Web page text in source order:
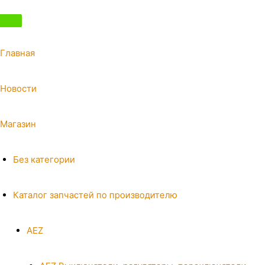
Главная
Новости
Магазин
Без категории
Каталог запчастей по производителю
AEZ